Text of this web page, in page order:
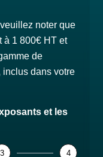
noter que
à 1 800€ HT et
de
dans votre
et les
3 4